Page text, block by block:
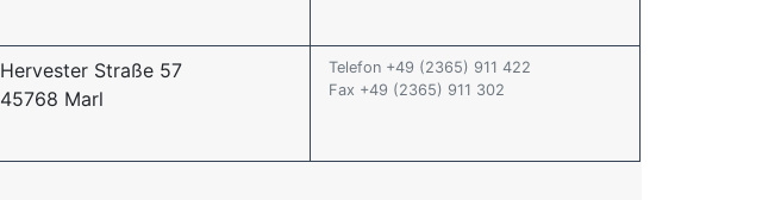
Hervester Straße 57
45768 Marl
Telefon +49 (2365) 911 422
Fax +49 (2365) 911 302